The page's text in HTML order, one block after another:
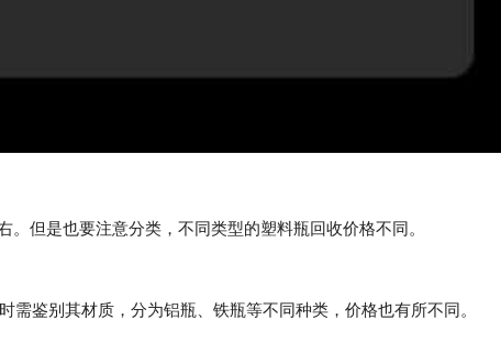
但是也要注意分类，不同类型的塑料瓶回收价格不同。
鉴别其材质，分为铝瓶、铁瓶等不同种类，价格也有所不同。